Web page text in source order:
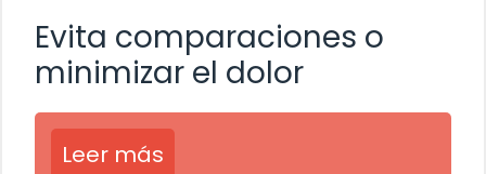
Evita comparaciones o
minimizar el dolor
Leer más